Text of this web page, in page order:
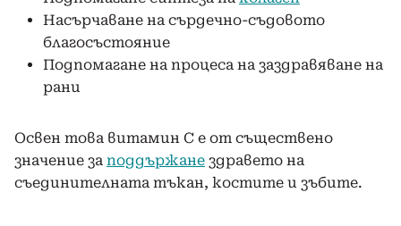
Насърчаване на сърдечно-съдовото
благосъстояние
Подпомагане на процеса на заздравяване на
рани
Освен това витамин С е от съществено
значение за поддържане здравето на
съединителната тъкан, костите и зъбите.